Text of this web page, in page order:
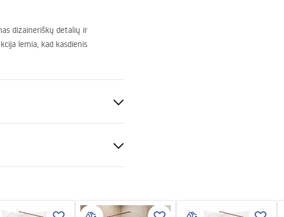
dizaineriškų detalių ir
lemia, kad kasdienis
_5.pdf